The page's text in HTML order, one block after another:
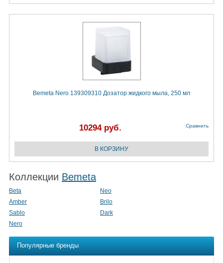
Bemeta Nero 139309310 Дозатор жидкого мыла, 250 мл
10294 руб. Сравнить
Коллекции Bemeta
Beta
Neo
Amber
Brilo
Sablo
Dark
Nero
Популярные бренды